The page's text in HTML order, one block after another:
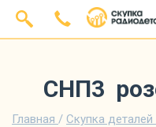
СНП3
Главная / Скупка деталей